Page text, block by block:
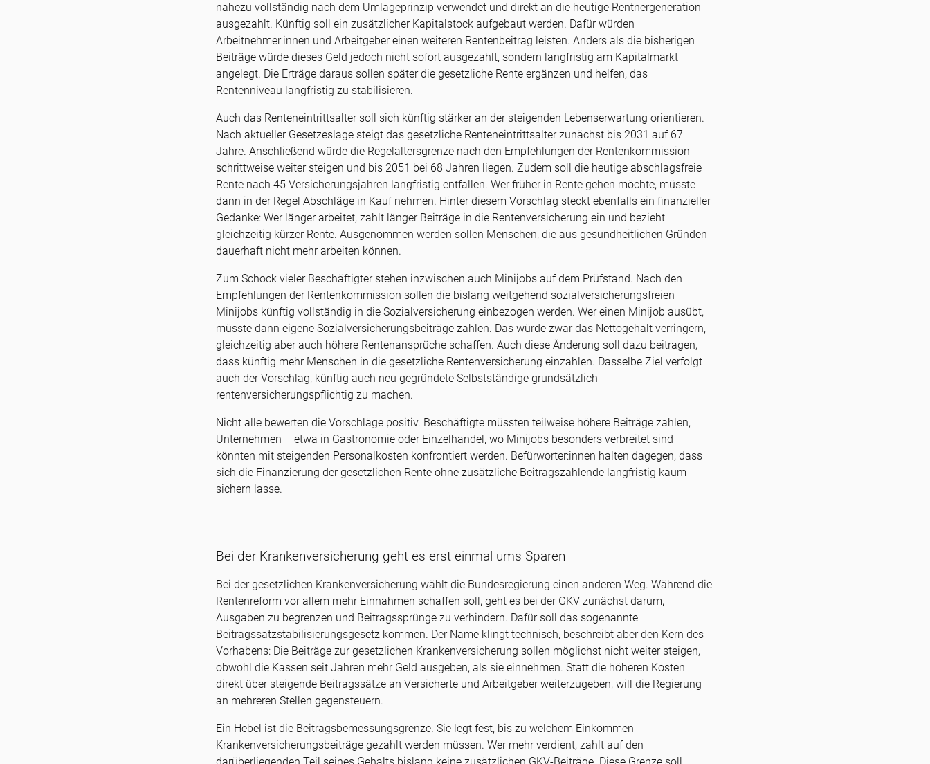
nahezu vollständig nach dem Umlageprinzip verwendet und direkt an die heutige Rentnergeneration
ausgezahlt. Künftig soll ein zusätzlicher Kapitalstock aufgebaut werden. Dafür würden
Arbeitnehmer:innen und Arbeitgeber einen weiteren Rentenbeitrag leisten. Anders als die bisherigen
Beiträge würde dieses Geld jedoch nicht sofort ausgezahlt, sondern langfristig am Kapitalmarkt
angelegt. Die Erträge daraus sollen später die gesetzliche Rente ergänzen und helfen, das
Rentenniveau langfristig zu stabilisieren.
Auch das Renteneintrittsalter soll sich künftig stärker an der steigenden Lebenserwartung orientieren.
Nach aktueller Gesetzeslage steigt das gesetzliche Renteneintrittsalter zunächst bis 2031 auf 67
Jahre. Anschließend würde die Regelaltersgrenze nach den Empfehlungen der Rentenkommission
schrittweise weiter steigen und bis 2051 bei 68 Jahren liegen. Zudem soll die heutige abschlagsfreie
Rente nach 45 Versicherungsjahren langfristig entfallen. Wer früher in Rente gehen möchte, müsste
dann in der Regel Abschläge in Kauf nehmen. Hinter diesem Vorschlag steckt ebenfalls ein finanzieller
Gedanke: Wer länger arbeitet, zahlt länger Beiträge in die Rentenversicherung ein und bezieht
gleichzeitig kürzer Rente. Ausgenommen werden sollen Menschen, die aus gesundheitlichen Gründen
dauerhaft nicht mehr arbeiten können.
Zum Schock vieler Beschäftigter stehen inzwischen auch Minijobs auf dem Prüfstand. Nach den
Empfehlungen der Rentenkommission sollen die bislang weitgehend sozialversicherungsfreien
Minijobs künftig vollständig in die Sozialversicherung einbezogen werden. Wer einen Minijob ausübt,
müsste dann eigene Sozialversicherungsbeiträge zahlen. Das würde zwar das Nettogehalt verringern,
gleichzeitig aber auch höhere Rentenansprüche schaffen. Auch diese Änderung soll dazu beitragen,
dass künftig mehr Menschen in die gesetzliche Rentenversicherung einzahlen. Dasselbe Ziel verfolgt
auch der Vorschlag, künftig auch neu gegründete Selbstständige grundsätzlich
rentenversicherungspflichtig zu machen.
Nicht alle bewerten die Vorschläge positiv. Beschäftigte müssten teilweise höhere Beiträge zahlen,
Unternehmen – etwa in Gastronomie oder Einzelhandel, wo Minijobs besonders verbreitet sind –
könnten mit steigenden Personalkosten konfrontiert werden. Befürworter:innen halten dagegen, dass
sich die Finanzierung der gesetzlichen Rente ohne zusätzliche Beitragszahlende langfristig kaum
sichern lasse.
Bei der Krankenversicherung geht es erst einmal ums Sparen
Bei der gesetzlichen Krankenversicherung wählt die Bundesregierung einen anderen Weg. Während die
Rentenreform vor allem mehr Einnahmen schaffen soll, geht es bei der GKV zunächst darum,
Ausgaben zu begrenzen und Beitragssprünge zu verhindern. Dafür soll das sogenannte
Beitragssatzstabilisierungsgesetz kommen. Der Name klingt technisch, beschreibt aber den Kern des
Vorhabens: Die Beiträge zur gesetzlichen Krankenversicherung sollen möglichst nicht weiter steigen,
obwohl die Kassen seit Jahren mehr Geld ausgeben, als sie einnehmen. Statt die höheren Kosten
direkt über steigende Beitragssätze an Versicherte und Arbeitgeber weiterzugeben, will die Regierung
an mehreren Stellen gegensteuern.
Ein Hebel ist die Beitragsbemessungsgrenze. Sie legt fest, bis zu welchem Einkommen
Krankenversicherungsbeiträge gezahlt werden müssen. Wer mehr verdient, zahlt auf den